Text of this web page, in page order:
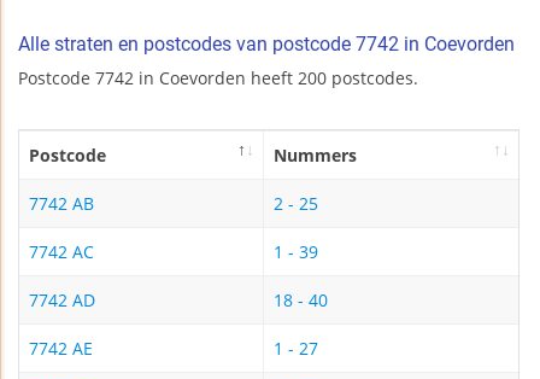
Alle straten en postcodes van postcode 7742 in Coevorden
Postcode 7742 in Coevorden heeft 200 postcodes.
Postcode Nummers
7742 AB 2 - 25
7742 AC 1 - 39
7742 AD 18 - 40
7742 AE 1 - 27